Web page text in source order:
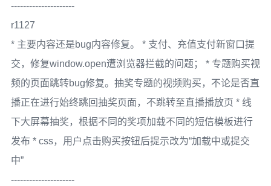
---------------------
r1127
* 主要内容还是bug内容修复。 * 支付、充值支付新窗口提
交，修复window.open遭浏览器拦截的问题； * 专题购买视
频的页面跳转bug修复。抽奖专题的视频购买，不论是否直
播正在进行始终跳回抽奖页面，不跳转至直播播放页 * 线
下大屏幕抽奖，根据不同的奖项加载不同的短信模板进行
发布 * css，用户点击购买按钮后提示改为“加载中或提交
中”
---------------------